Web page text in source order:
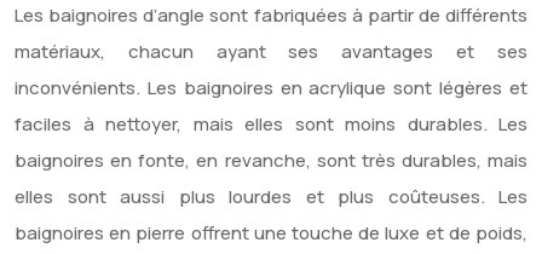
Les baignoires d’angle sont fabriquées à partir de différents
matériaux, chacun ayant ses avantages et ses
inconvénients. Les baignoires en acrylique sont légères et
faciles à nettoyer, mais elles sont moins durables. Les
baignoires en fonte, en revanche, sont très durables, mais
elles sont aussi plus lourdes et plus coûteuses. Les
baignoires en pierre offrent une touche de luxe et de poids,